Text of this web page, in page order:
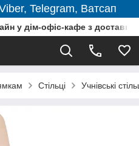
Telegram, Ватсап
у дім-офіс-кафе з
Стільці Учнівські